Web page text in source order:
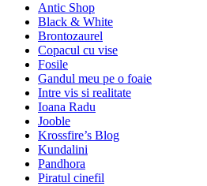
Antic Shop
Black & White
Brontozaurel
Copacul cu vise
Fosile
Gandul meu pe o foaie
Intre vis si realitate
Ioana Radu
Jooble
Krossfire’s Blog
Kundalini
Pandhora
Piratul cinefil